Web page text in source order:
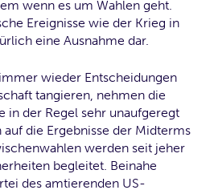
wenn es um Wahlen geht.
Ereignisse wie der Krieg in
eine Ausnahme dar.
wieder Entscheidungen
tangieren, nehmen die
in der Regel sehr unaufgeregt
auf die Ergebnisse der Midterms
werden seit jeher
begleitet. Beinahe
des amtierenden US-